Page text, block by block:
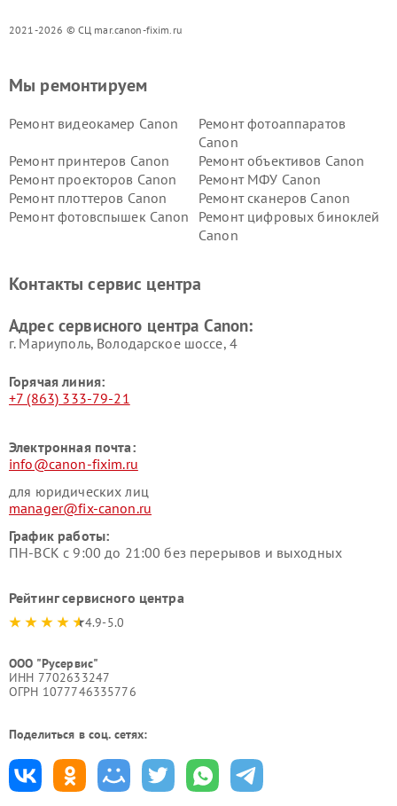
2021-2026 © СЦ mar.canon-fixim.ru
Мы ремонтируем
Ремонт видеокамер Canon
Ремонт фотоаппаратов
Canon
Ремонт принтеров Canon
Ремонт объективов Canon
Ремонт проекторов Canon
Ремонт МФУ Canon
Ремонт плоттеров Canon
Ремонт сканеров Canon
Ремонт фотовспышек Canon
Ремонт цифровых биноклей
Canon
Контакты сервис центра
Адрес сервисного центра Canon:
г. Мариуполь, Володарское шоссе, 4
Горячая линия:
+7 (863) 333-79-21
Электронная почта:
info@canon-fixim.ru
для юридических лиц
manager@fix-canon.ru
График работы:
ПН-ВСК с 9:00 до 21:00 без перерывов и выходных
Рейтинг сервисного центра
4.9-5.0
ООО "Русервис"
ИНН 7702633247
ОГРН 1077746335776
Поделиться в соц. сетях: